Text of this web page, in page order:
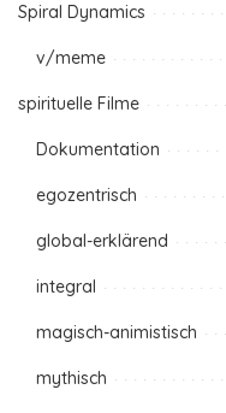
Spiral Dynamics
v/meme
spirituelle Filme
Dokumentation
egozentrisch
global-erklärend
integral
magisch-animistisch
mythisch